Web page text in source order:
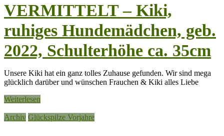
VERMITTELT – Kiki,
ruhiges Hundemädchen, geb.
2022, Schulterhöhe ca. 35cm
Unsere Kiki hat ein ganz tolles Zuhause gefunden. Wir sind mega
glücklich darüber und wünschen Frauchen & Kiki alles Liebe
Weiterlesen
Archiv Glückspilze Vorjahre